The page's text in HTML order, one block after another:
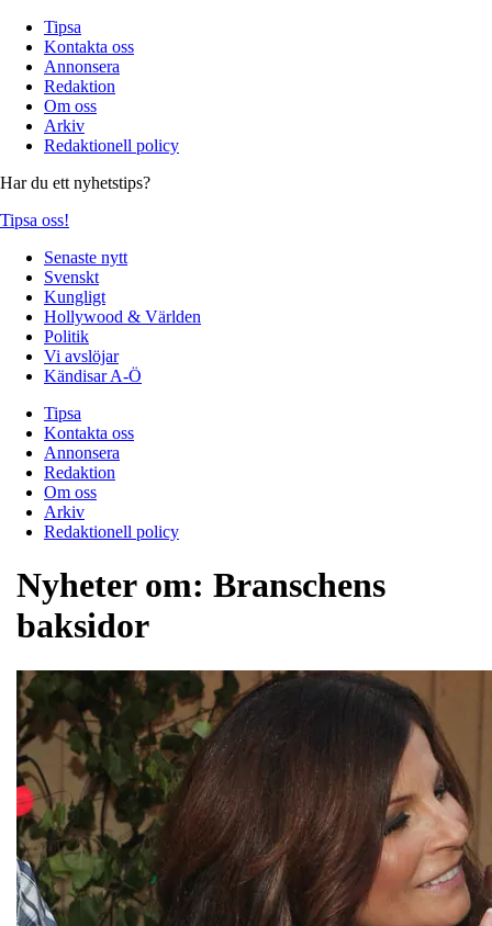
Tipsa
Kontakta oss
Annonsera
Redaktion
Om oss
Arkiv
Redaktionell policy
Har du ett nyhetstips?
Tipsa oss!
Senaste nytt
Svenskt
Kungligt
Hollywood & Världen
Politik
Vi avslöjar
Kändisar A-Ö
Tipsa
Kontakta oss
Annonsera
Redaktion
Om oss
Arkiv
Redaktionell policy
Nyheter om: Branschens
baksidor